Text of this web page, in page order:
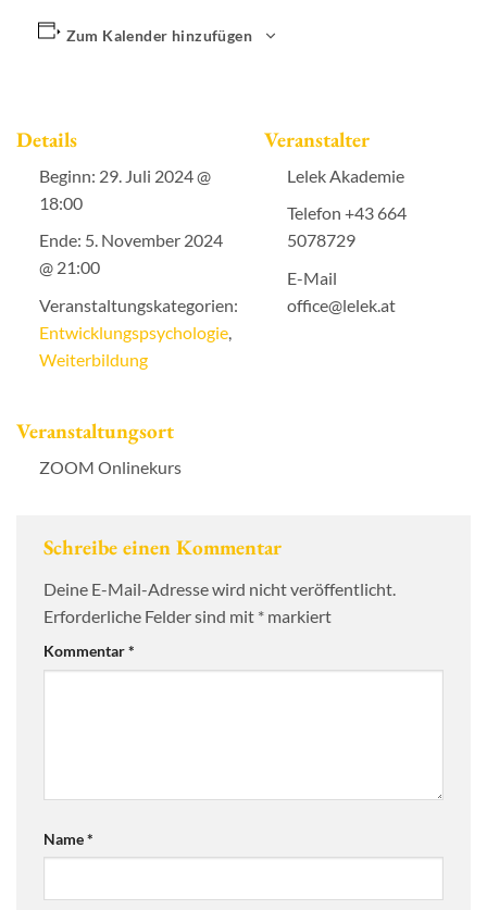
Zum Kalender hinzufügen
Details
Beginn: 29. Juli 2024 @
18:00
Ende: 5. November 2024
@ 21:00
Veranstaltungskategorien:
Entwicklungspsychologie,
Weiterbildung
Veranstalter
Lelek Akademie
Telefon +43 664
5078729
E-Mail
office@lelek.at
Veranstaltungsort
ZOOM Onlinekurs
Schreibe einen Kommentar
Deine E-Mail-Adresse wird nicht veröffentlicht.
Erforderliche Felder sind mit * markiert
Kommentar*
Name*